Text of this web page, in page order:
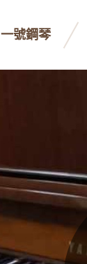
一號鋼琴